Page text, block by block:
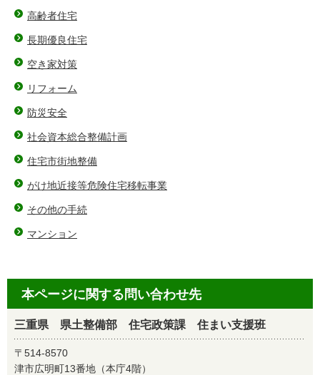
高齢者住宅
長期優良住宅
空き家対策
リフォーム
防災安全
社会資本総合整備計画
住宅市街地整備
がけ地近接等危険住宅移転事業
その他の手続
マンション
本ページに関する問い合わせ先
三重県 県土整備部 住宅政策課 住まい支援班
〒514-8570
津市広明町13番地（本庁4階）